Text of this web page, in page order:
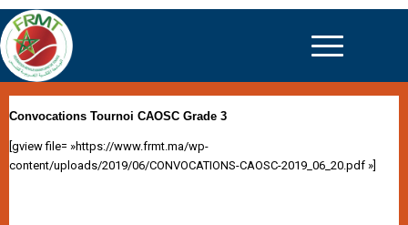
Convocations Tournoi CAOSC Grade 3
[gview file= »https://www.frmt.ma/wp-
content/uploads/2019/06/CONVOCATIONS-CAOSC-2019_06_20.pdf »]